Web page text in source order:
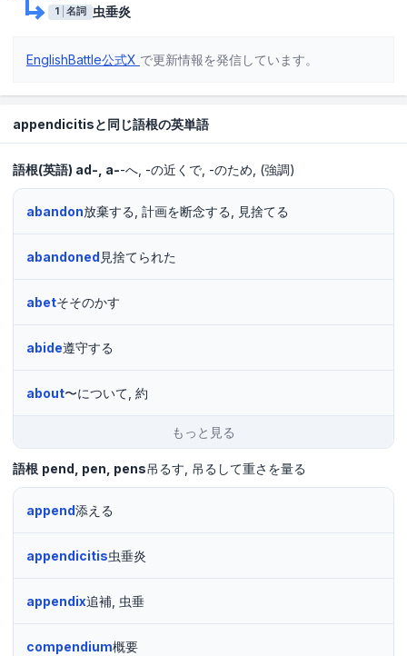
1 名詞 虫垂炎
EnglishBattle公式X で更新情報を発信しています。
appendicitisと同じ語根の英単語
語根(英語) ad-, a--へ -の近くで -のため (強調)
abandon放棄する, 計画を断念する, 見捨てる
abandoned 見捨てられた
abetそそのかす
abide遵守する
about〜について, 約
もっと見る
語根 pend pen pens吊るす 吊るして重さを量る
append添える
appendicitis虫垂炎
appendix追補, 虫垂
compendium概要